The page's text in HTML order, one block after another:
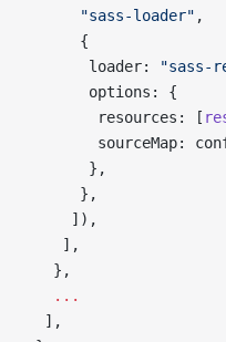
      "sass-loader"
,
      {
       loader:
"sass-
       options: {
        resources: [
sourceMap:
       },
      },
     ]),
    ],
   },
   ...
  ],